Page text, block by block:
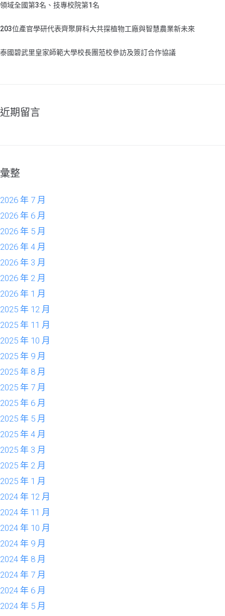
領域全國第3名、技專校院第1名
203位產官學研代表齊聚屏科大共探植物工廠與智慧農業新未來
泰國碧武里皇家師範大學校長團蒞校參訪及簽訂合作協議
近期留言
彙整
2026 年 7 月
2026 年 6 月
2026 年 5 月
2026 年 4 月
2026 年 3 月
2026 年 2 月
2026 年 1 月
2025 年 12 月
2025 年 11 月
2025 年 10 月
2025 年 9 月
2025 年 8 月
2025 年 7 月
2025 年 6 月
2025 年 5 月
2025 年 4 月
2025 年 3 月
2025 年 2 月
2025 年 1 月
2024 年 12 月
2024 年 11 月
2024 年 10 月
2024 年 9 月
2024 年 8 月
2024 年 7 月
2024 年 6 月
2024 年 5 月